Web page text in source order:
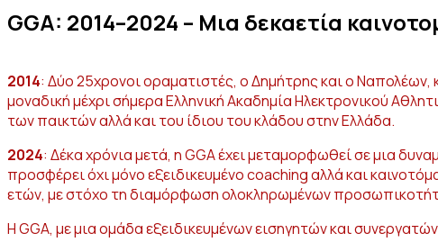
GGA: 2014–2024 – Μια δεκαετία
2014: Δύο 25χρονοι οραματιστές, ο Δημήτρης και ο
μοναδική μέχρι σήμερα Ελληνική Ακαδημία Ηλεκτρονικού
των παικτών αλλά και του ίδιου του κλάδου στην Ελλάδα.
2024: Δέκα χρόνια μετά, η GGA έχει μεταμορφωθεί σε μια
προσφέρει όχι μόνο εξειδικευμένο coaching αλλά και
ετών, με στόχο τη διαμόρφωση ολοκληρωμένων
Η GGA, με μια ομάδα εξειδικευμένων εισηγητών και